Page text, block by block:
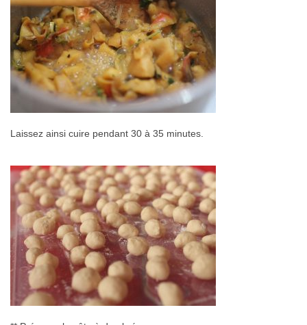
Laissez ainsi cuire pendant 30 à 35 minutes.